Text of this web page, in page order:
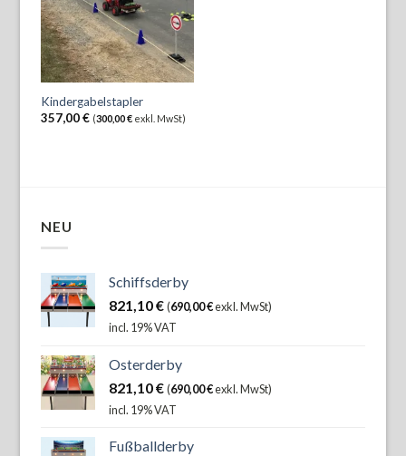
Kindergabelstapler
357,00€ (300,00€ exkl. MwSt)
NEU
Schiffsderby
821,10€ (690,00€exkl. MwSt)
incl. 19% VAT
Osterderby
821,10€ (690,00€exkl. MwSt)
incl. 19% VAT
Fußballderby